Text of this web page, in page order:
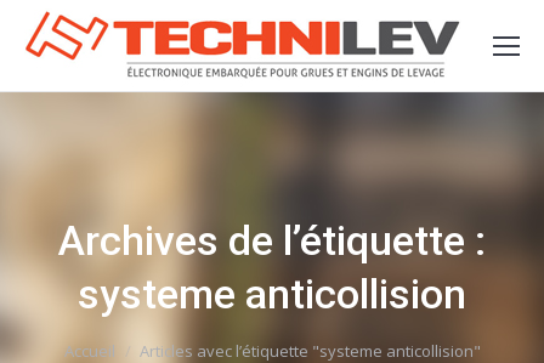
Archives de l’étiquette :
systeme anticollision
Vous êtes ici :
Accueil Articles avec l’étiquette "systeme anticollision"